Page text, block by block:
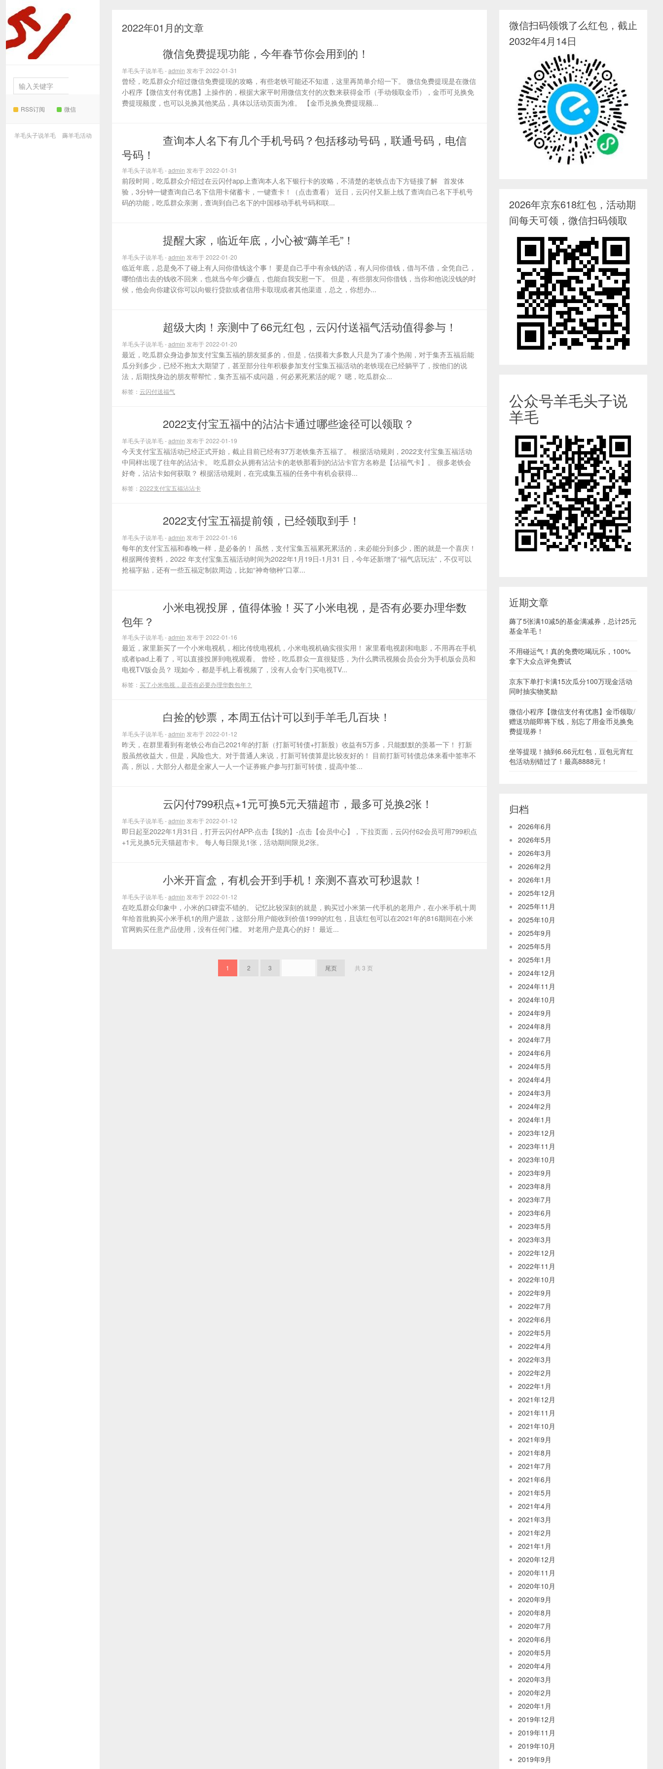
RSS订阅 微信
羊毛头子说羊毛 薅羊毛活动
2022年01月的文章
微信免费提现功能，今年春节你会用到的！
羊毛头子说羊毛 -admin 发布于 2022-01-31
曾经，吃瓜群众介绍过微信免费提现的攻略，有些老铁可能还不知道，这里再简单介绍一下。 微信免费提现是在微信
小程序【微信支付有优惠】上操作的，根据大家平时用微信支付的次数来获得金币（手动领取金币），金币可兑换免
费提现额度，也可以兑换其他奖品，具体以活动页面为准。 【金币兑换免费提现额...
查询本人名下有几个手机号码？包括移动号码，联通号码，电信
号码！
羊毛头子说羊毛 -admin 发布于 2022-01-31
前段时间，吃瓜群众介绍过在云闪付app上查询本人名下银行卡的攻略，不清楚的老铁点击下方链接了解 首发体
验，3分钟一键查询自己名下信用卡储蓄卡，一键查卡！（点击查看） 近日，云闪付又新上线了查询自己名下手机号
码的功能，吃瓜群众亲测，查询到自己名下的中国移动手机号码和联...
提醒大家，临近年底，小心被“薅羊毛”！
羊毛头子说羊毛 -admin 发布于 2022-01-20
临近年底，总是免不了碰上有人问你借钱这个事！ 要是自己手中有余钱的话，有人问你借钱，借与不借，全凭自己，
哪怕借出去的钱收不回来，也就当今年少赚点，也能自我安慰一下。 但是，有些朋友问你借钱，当你和他说没钱的时
候，他会向你建议你可以向银行贷款或者信用卡取现或者其他渠道，总之，你想办...
超级大肉！亲测中了66元红包，云闪付送福气活动值得参与！
羊毛头子说羊毛 -admin 发布于 2022-01-20
最近，吃瓜群众身边参加支付宝集五福的朋友挺多的，但是，估摸着大多数人只是为了凑个热闹，对于集齐五福后能
瓜分到多少，已经不抱太大期望了，甚至部分往年积极参加支付宝集五福活动的老铁现在已经躺平了，按他们的说
法，后期找身边的朋友帮帮忙，集齐五福不成问题，何必累死累活的呢？ 嗯，吃瓜群众...
标签： 云闪付送福气
2022支付宝五福中的沾沾卡通过哪些途径可以领取？
羊毛头子说羊毛 -admin 发布于 2022-01-19
今天支付宝五福活动已经正式开始，截止目前已经有37万老铁集齐五福了。 根据活动规则，2022支付宝集五福活动
中同样出现了往年的沾沾卡。 吃瓜群众从拥有沾沾卡的老铁那看到的沾沾卡官方名称是【沾福气卡】。 很多老铁会
好奇，沾沾卡如何获取？ 根据活动规则，在完成集五福的任务中有机会获得...
标签： 2022支付宝五福沾沾卡
2022支付宝五福提前领，已经领取到手！
羊毛头子说羊毛 -admin 发布于 2022-01-16
每年的支付宝五福和春晚一样，是必备的！ 虽然，支付宝集五福累死累活的，未必能分到多少，图的就是一个喜庆！
根据网传资料，2022 年支付宝集五福活动时间为2022年1月19日-1月31 日，今年还新增了“福气店玩法”，不仅可以
抢福字贴，还有一些五福定制款周边，比如“神奇物种”口罩...
小米电视投屏，值得体验！买了小米电视，是否有必要办理华数
包年？
羊毛头子说羊毛 -admin 发布于 2022-01-16
最近，家里新买了一个小米电视机，相比传统电视机，小米电视机确实很实用！ 家里看电视剧和电影，不用再在手机
或者ipad上看了，可以直接投屏到电视观看。 曾经，吃瓜群众一直很疑惑，为什么腾讯视频会员会分为手机版会员和
电视TV版会员？ 现如今，都是手机上看视频了，没有人会专门买电视TV...
标签： 买了小米电视，是否有必要办理华数包年？
白捡的钞票，本周五估计可以到手羊毛几百块！
羊毛头子说羊毛 -admin 发布于 2022-01-12
昨天，在群里看到有老铁公布自己2021年的打新（打新可转债+打新股）收益有5万多，只能默默的羡慕一下！ 打新
股虽然收益大，但是，风险也大。对于普通人来说，打新可转债算是比较友好的！ 目前打新可转债总体来看中签率不
高，所以，大部分人都是全家人一人一个证券账户参与打新可转债，提高中签...
云闪付799积点+1元可换5元天猫超市，最多可兑换2张！
羊毛头子说羊毛 -admin 发布于 2022-01-12
即日起至2022年1月31日，打开云闪付APP-点击【我的】-点击【会员中心】，下拉页面，云闪付62会员可用799积点
+1元兑换5元天猫超市卡。 每人每日限兑1张，活动期间限兑2张。
小米开盲盒，有机会开到手机！亲测不喜欢可秒退款！
羊毛头子说羊毛 -admin 发布于 2022-01-12
在吃瓜群众印象中，小米的口碑蛮不错的。 记忆比较深刻的就是，购买过小米第一代手机的老用户，在小米手机十周
年给首批购买小米手机1的用户退款，这部分用户能收到价值1999的红包，且该红包可以在2021年的816期间在小米
官网购买任意产品使用，没有任何门槛。 对老用户是真心的好！ 最近...
1 2 3 尾页 共 3 页
微信扫码领饿了么红包，截止
2032年4月14日
2026年京东618红包，活动期
间每天可领，微信扫码领取
公众号羊毛头子说
羊毛
近期文章
薅了5张满10减5的基金满减券，总计25元
基金羊毛！
不用碰运气！真的免费吃喝玩乐，100%
拿下大众点评免费试
京东下单打卡满15次瓜分100万现金活动
同时抽实物奖励
微信小程序【微信支付有优惠】金币领取/
赠送功能即将下线，别忘了用金币兑换免
费提现券！
坐等提现！抽到6.66元红包，豆包元宵红
包活动别错过了！最高8888元！
归档
2026年6月
2026年5月
2026年3月
2026年2月
2026年1月
2025年12月
2025年11月
2025年10月
2025年9月
2025年5月
2025年1月
2024年12月
2024年11月
2024年10月
2024年9月
2024年8月
2024年7月
2024年6月
2024年5月
2024年4月
2024年3月
2024年2月
2024年1月
2023年12月
2023年11月
2023年10月
2023年9月
2023年8月
2023年7月
2023年6月
2023年5月
2023年3月
2022年12月
2022年11月
2022年10月
2022年9月
2022年7月
2022年6月
2022年5月
2022年4月
2022年3月
2022年2月
2022年1月
2021年12月
2021年11月
2021年10月
2021年9月
2021年8月
2021年7月
2021年6月
2021年5月
2021年4月
2021年3月
2021年2月
2021年1月
2020年12月
2020年11月
2020年10月
2020年9月
2020年8月
2020年7月
2020年6月
2020年5月
2020年4月
2020年3月
2020年2月
2020年1月
2019年12月
2019年11月
2019年10月
2019年9月